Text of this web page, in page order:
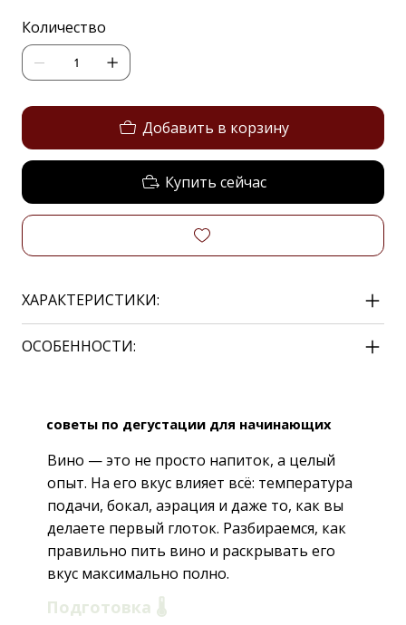
Количество
Добавить в корзину
Купить сейчас
ХАРАКТЕРИСТИКИ:
ОСОБЕННОСТИ:
советы по дегустации для начинающих
Вино — это не просто напиток, а целый
опыт. На его вкус влияет всё: температура
подачи, бокал, аэрация и даже то, как вы
делаете первый глоток. Разбираемся, как
правильно пить вино и раскрывать его
вкус максимально полно.
Подготовка 🌡️